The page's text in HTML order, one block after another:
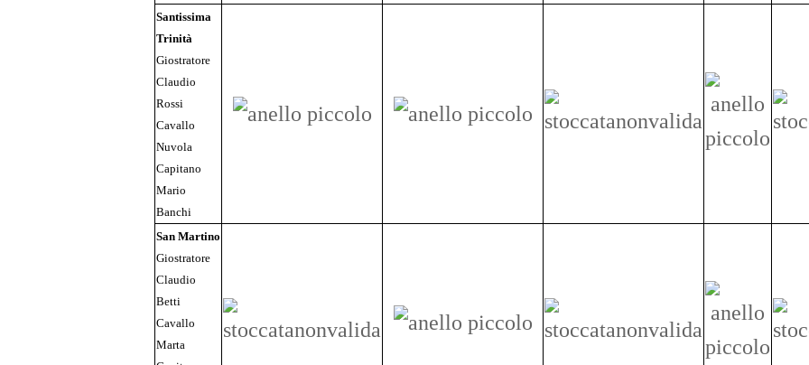
Santissima
Trinità
Giostratore
Claudio
Rossi
Cavallo
Nuvola
Capitano
Mario
Banchi
San Martino
Giostratore
Claudio
Betti
Cavallo
Marta